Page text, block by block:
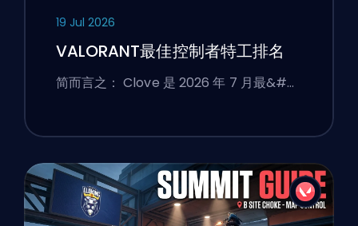
19 Jul 2026
VALORANT最佳控制者特工排名
简而言之： Clove 是 2026 年 7 月最&#…